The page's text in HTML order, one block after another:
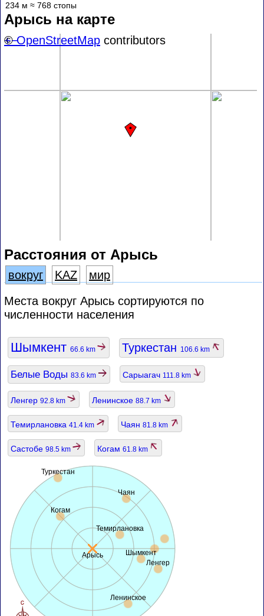
234 м ≈ 768 стопы
Арысь на карте
+−
©OpenStreetMap contributors
Расстояния от Арысь
вокруг KAZ
мир
Места вокруг Арысь сортируются по
численности населения
Шымкент 66.6 km Туркестан 106.6 km
Белые Воды 83.6 km Сарыагач 111.8 km
Ленгер 92.8 km Ленинское 88.7 km
Темирлановка 41.4 km Чаян 81.8 km
Састобе 98.5 km Когам 61.8 km
Арысь Шымкент
Туркестан
Ленгер
Ленинское
Темирлановка
Чаян
Когам